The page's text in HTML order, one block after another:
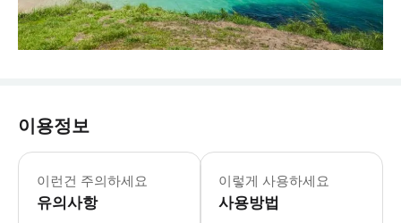
이용정보
이런건 주의하세요
유의사항
이렇게 사용하세요
사용방법